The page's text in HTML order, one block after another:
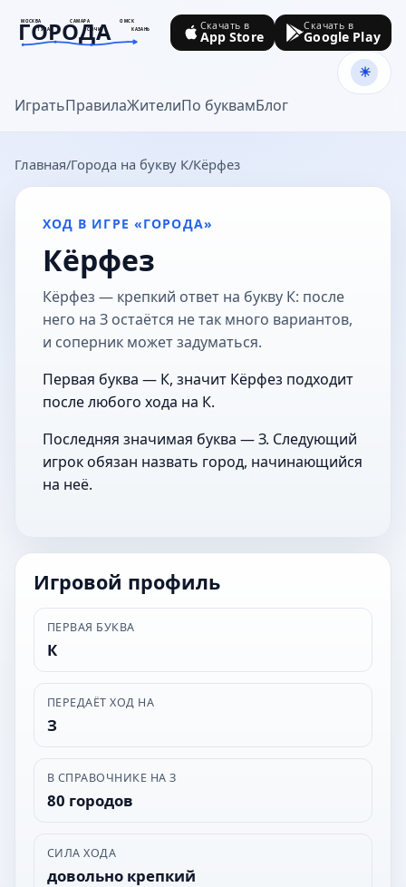
МОСКВА САМАРА
ОМСК
ТУЛА
СОЧИ КАЗАНЬ
ГОРОДА
goroda-na.ru
ИгратьПравилаЖителиПо буквамБлог
Скачать в
App Store
Скачать в
Google Play
Главная Города на букву К Кёрфез
ХОД В ИГРЕ «ГОРОДА»
Кёрфез
Кёрфез — крепкий ответ на букву К: после
него на З остаётся не так много вариантов,
и соперник может задуматься.
Первая буква — К, значит Кёрфез подходит
после любого хода на К.
Последняя значимая буква — З. Следующий
игрок обязан назвать город, начинающийся
на неё.
Игровой профиль
ПЕРВАЯ БУКВА
К
ПЕРЕДАЁТ ХОД НА
З
В СПРАВОЧНИКЕ НА З
80 городов
СИЛА ХОДА
довольно крепкий